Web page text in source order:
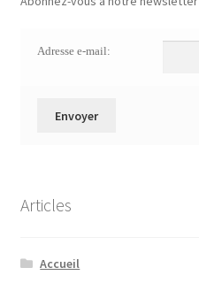
Adresse e-mail:
Articles
Accueil